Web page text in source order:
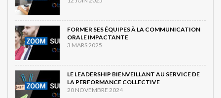
FORMER SES ÉQUIPES À LA COMMUNICATION
ORALE IMPACTANTE
3 MARS 2025
LE LEADERSHIP BIENVEILLANT AU SERVICE DE
LA PERFORMANCE COLLECTIVE
20 NOVEMBRE 2024